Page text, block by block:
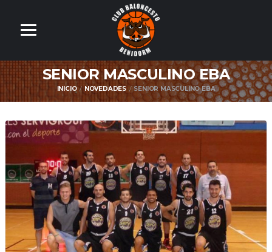
SENIOR MASCULINO EBA
INICIO NOVEDADES SENIOR MASCULINO EBA